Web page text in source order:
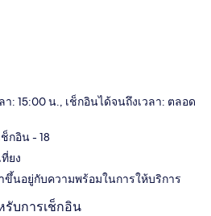
า: 15:00 น., เช็กอินได้จนถึงเวลา: ตลอด
กอิน - 18
ยง
ขึ้นอยู่กับความพร้อมในการให้บริการ
บการเช็กอิน